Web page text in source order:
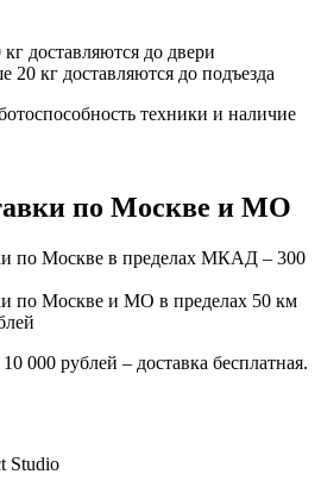
доставляются до двери
20 кг доставляются до подъезда
техники и наличие
по Москве и МО
по Москве в пределах МКАД – 300
по Москве и МО в пределах 50 км
000 рублей – доставка бесплатная.
Studio